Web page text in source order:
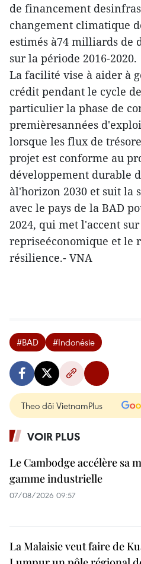
de financement
changement climatique
estimés à74 milliards de
sur la période 2016-2020.
La facilité vise à aider à
crédit pendant le cycle
particulier la phase de
premièresannées
lorsque les flux de
projet est conforme au
développement durable
àl'horizon 2030 et suit la
avec le pays de la BAD
2024, qui met l'accent
repriseéconomique et le
résilience.- VNA
#BAD #Indonésie
Theo dõi VietnamPlus
VOIR PLUS
Le Cambodge accélère sa
gamme industrielle
07/08/2026 09:57
La Malaisie veut faire de